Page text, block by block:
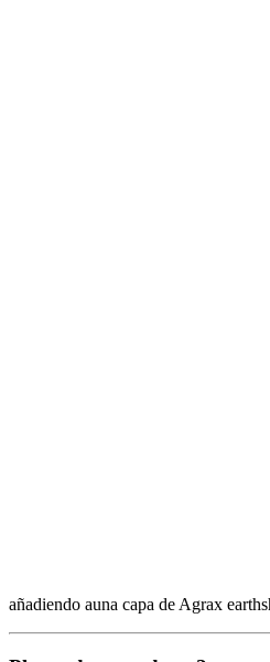
añadiendo auna capa de Agrax